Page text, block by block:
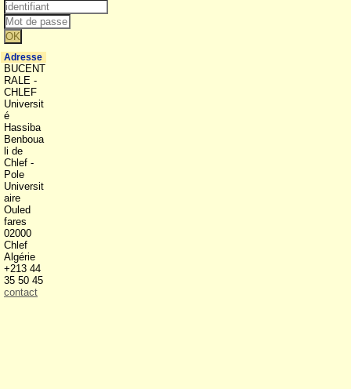
Adresse
BUCENT
RALE -
CHLEF
Universit
é
Hassiba
Benboua
li de
Chlef -
Pole
Universit
aire
Ouled
fares
02000
Chlef
Algérie
+213 44
35 50 45
contact